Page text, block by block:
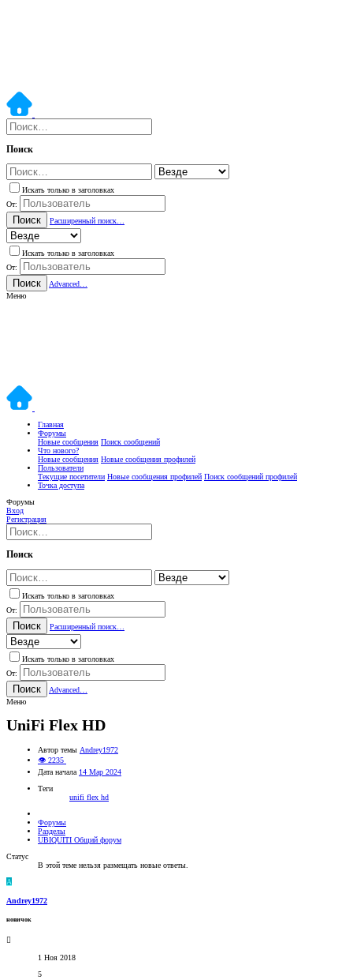
Поиск
Искать только в заголовках
От:
Поиск Расширенный поиск…
Искать только в заголовках
От:
Поиск
Advanced…
Меню
Главная
Форумы
Новые сообщения Поиск сообщений
Что нового?
Новые сообщения Новые сообщения профилей
Пользователи
Текущие посетители Новые сообщения профилей Поиск сообщений профилей
Точка доступа
Форумы
Вход
Регистрация
Поиск
Искать только в заголовках
От:
Поиск Расширенный поиск…
Искать только в заголовках
От:
Поиск
Advanced…
Меню
UniFi Flex HD
Автор темы Andrey1972
👁 2235
Дата начала 14 Мар 2024
Теги
unifi flex hd
Форумы
Разделы
UBIQUITI Общий форум
Статус
В этой теме нельзя размещать новые ответы.
A
Andrey1972
новичок
1 Ноя 2018
5